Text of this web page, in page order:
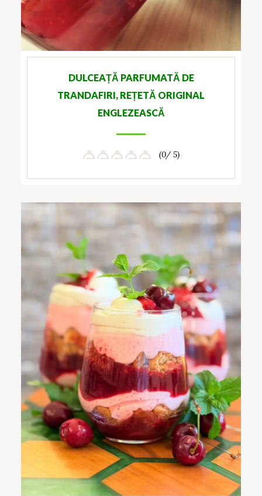
DULCEAȚĂ PARFUMATĂ DE
TRANDAFIRI, REȚETĂ ORIGINAL
ENGLEZEASCĂ
(0/ 5)